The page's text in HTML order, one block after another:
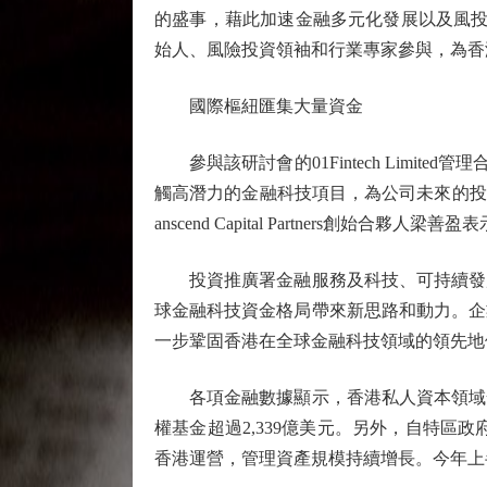
的盛事，藉此加速金融多元化發展以及風
始人、風險投資領袖和行業專家參與，為
國際樞紐匯集大量資金
參與該研討會的01Fintech Limited管理
觸高潛力的金融科技項目，為公司未來的
anscend Capital Partners創始合夥人梁善
投資推廣署金融服務及科技、可持續發
球金融科技資金格局帶來新思路和動力。
一步鞏固香港在全球金融科技領域的領先
各項金融數據顯示，香港私人資本領域
權基金超過2,339億美元。另外，自特區
香港運營，管理資產規模持續增長。今年